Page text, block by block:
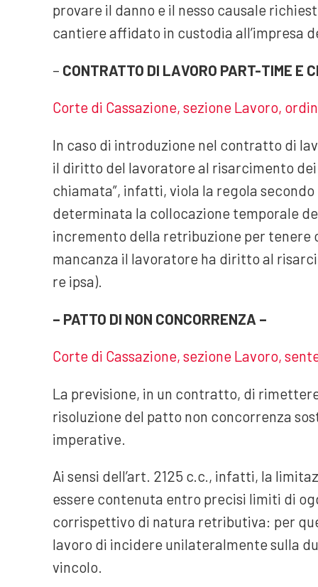
provare il danno e il nesso causale
cantiere affidato in custodia all’impresa
– CONTRATTO DI LAVORO PART-TIME E
Corte di Cassazione, sezione Lavoro,
In caso di introduzione nel contratto di
il diritto del lavoratore al risarcimento
chiamata”, infatti, viola la regola
determinata la collocazione temporale
incremento della retribuzione per
mancanza il lavoratore ha diritto al
re ipsa).
– PATTO DI NON CONCORRENZA –
Corte di Cassazione, sezione Lavoro,
La previsione, in un contratto, di
risoluzione del patto non concorrenza
imperative.
Ai sensi dell’art. 2125 c.c., infatti, la
essere contenuta entro precisi limiti di
corrispettivo di natura retributiva: per
lavoro di incidere unilateralmente sulla
vincolo.